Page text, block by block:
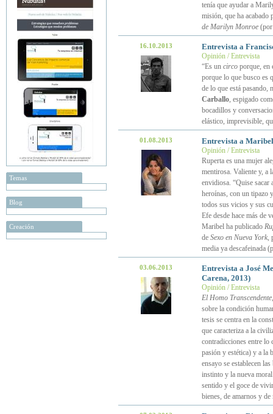
Temas
Blog
Creación
tenía que ayudar a
misión, que ha
de Marilyn Monroe
16.10.2013 Entrevista a
Opinión / Entrevista
“Es un circoporque, en
porque lo que busco es
de lo que está pasando,
Carballo, espigado
bocadillos y
elástico, imprevisible,
01.08.2013 Entrevista a
Opinión / Entrevista
Ruperta es una mujer
mentirosa. Valiente y, a
envidiosa. “Quise sacar
heroínas, con un tipazo
todos sus vicios y sus
Efe desde hace más de
Maribel ha publicado
de Sexo en Nueva York,
media ya descafeinada
03.06.2013
Entrevista a José
Carena, 2013)
Opinión / Entrevista
El Homo Transcendente
sobre la condición
tesis se centra en la
que caracteriza a la
contradicciones entre lo
pasión y estética) y a la
ensayo se establecen
instinto y la nueva
sentido y el goce de
bienes, de amarnos y de